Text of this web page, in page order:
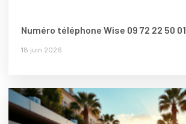
Numéro téléphone Wise 09 72 22 50 01
18 juin 2026